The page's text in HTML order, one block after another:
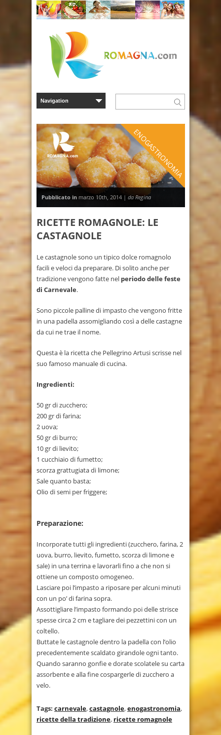
ENOGASTRONOMIA
Pubblicato in marzo 10th, 2014 | da Regina
RICETTE ROMAGNOLE: LE
CASTAGNOLE
Le castagnole sono un tipico dolce romagnolo
facili e veloci da preparare. Di solito anche per
tradizione vengono fatte nel periodo delle feste
di Carnevale.
Sono piccole palline di impasto che vengono fritte
in una padella assomigliando così a delle castagne
da cui ne trae il nome.
Questa è la ricetta che Pellegrino Artusi scrisse nel
suo famoso manuale di cucina.
Ingredienti:
50 gr di zucchero;
200 gr di farina;
2 uova;
50 gr di burro;
10 gr di lievito;
1 cucchiaio di fumetto;
scorza grattugiata di limone;
Sale quanto basta;
Olio di semi per friggere;
Preparazione:
Incorporate tutti gli ingredienti (zucchero, farina, 2
uova, burro, lievito, fumetto, scorza di limone e
sale) in una terrina e lavorarli fino a che non si
ottiene un composto omogeneo.
Lasciare poi l’impasto a riposare per alcuni minuti
con un po’ di farina sopra.
Assottigliare l’impasto formando poi delle strisce
spesse circa 2 cm e tagliare dei pezzettini con un
coltello.
Buttate le castagnole dentro la padella con l’olio
precedentemente scaldato girandole ogni tanto.
Quando saranno gonfie e dorate scolatele su carta
assorbente e alla fine cospargerle di zucchero a
velo.
Tags: carnevale,castagnole,enogastronomia,
ricette della tradizione, ricette romagnole